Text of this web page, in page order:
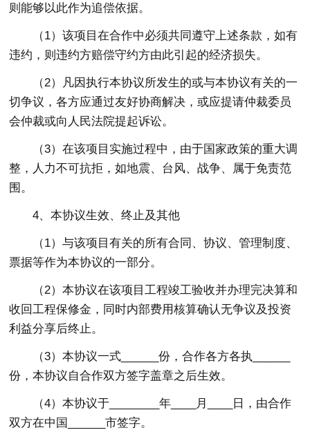
则能够以此作为追偿依据。
（1）该项目在合作中必须共同遵守上述条款，如有
违约，则违约方赔偿守约方由此引起的经济损失。
（2）凡因执行本协议所发生的或与本协议有关的一
切争议，各方应通过友好协商解决，或应提请仲裁委员
会仲裁或向人民法院提起诉讼。
（3）在该项目实施过程中，由于国家政策的重大调
整，人力不可抗拒，如地震、台风、战争、属于免责范
围。
4、本协议生效、终止及其他
（1）与该项目有关的所有合同、协议、管理制度、
票据等作为本协议的一部分。
（2）本协议在该项目工程竣工验收并办理完决算和
收回工程保修金，同时内部费用核算确认无争议及投资
利益分享后终止。
（3）本协议一式______份，合作各方各执______
份，本协议自合作双方签字盖章之后生效。
（4）本协议于________年____月____日，由合作
双方在中国______市签字。